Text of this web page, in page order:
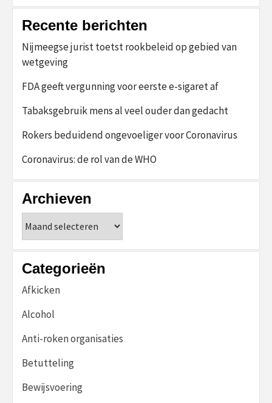
Recente berichten
Nijmeegse jurist toetst rookbeleid op gebied van
wetgeving
FDA geeft vergunning voor eerste e-sigaret af
Tabaksgebruik mens al veel ouder dan gedacht
Rokers beduidend ongevoeliger voor Coronavirus
Coronavirus: de rol van de WHO
Archieven
Categorieën
Afkicken
Alcohol
Anti-roken organisaties
Betutteling
Bewijsvoering